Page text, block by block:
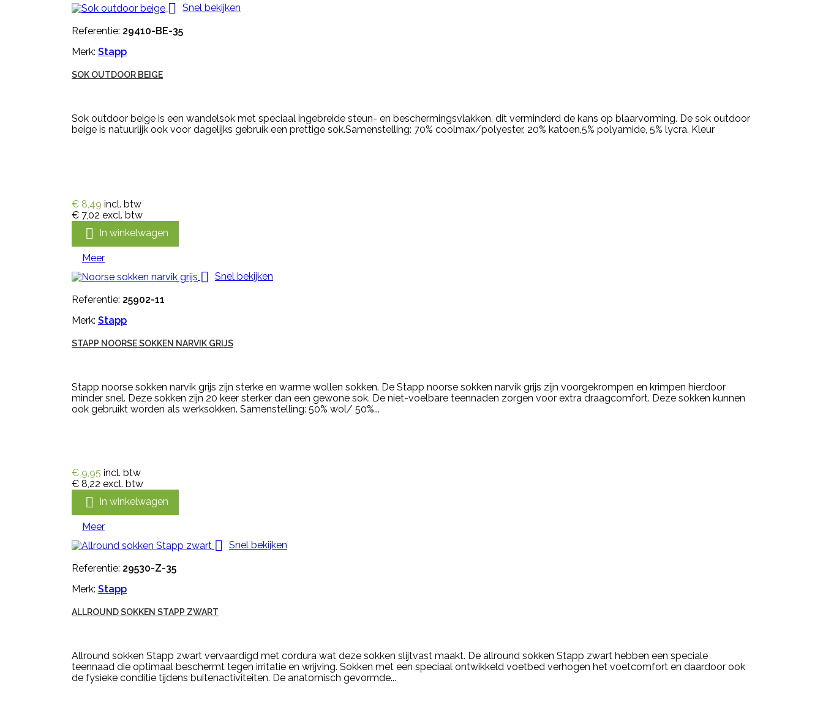
 Snel bekijken
Referentie: 29410-BE-35
Merk: Stapp
SOK OUTDOOR BEIGE
Sok outdoor beige is een wandelsok met speciaal ingebreide steun- en beschermingsvlakken, dit verminderd de kans op blaarvorming. De sok outdoor
beige is natuurlijk ook voor dagelijks gebruik een prettige sok.Samenstelling: 70% coolmax/polyester, 20% katoen,5% polyamide, 5% lycra. Kleur
€ 8,49 incl. btw
€ 7,02 excl. btw
 In winkelwagen
Meer
 Snel bekijken
Referentie: 25902-11
Merk: Stapp
STAPP NOORSE SOKKEN NARVIK GRIJS
Stapp noorse sokken narvik grijs zijn sterke en warme wollen sokken. De Stapp noorse sokken narvik grijs zijn voorgekrompen en krimpen hierdoor
minder snel. Deze sokken zijn 20 keer sterker dan een gewone sok. De niet-voelbare teennaden zorgen voor extra draagcomfort. Deze sokken kunnen
ook gebruikt worden als werksokken. Samenstelling: 50% wol/ 50%...
€ 9,95 incl. btw
€ 8,22 excl. btw
 In winkelwagen
Meer
 Snel bekijken
Referentie: 29530-Z-35
Merk: Stapp
ALLROUND SOKKEN STAPP ZWART
Allround sokken Stapp zwart vervaardigd met cordura wat deze sokken slijtvast maakt. De allround sokken Stapp zwart hebben een speciale
teennaad die optimaal beschermt tegen irritatie en wrijving. Sokken met een speciaal ontwikkeld voetbed verhogen het voetcomfort en daardoor ook
de fysieke conditie tijdens buitenactiviteiten. De anatomisch gevormde...